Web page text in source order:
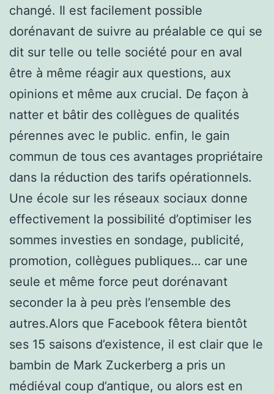
changé. Il est facilement possible
dorénavant de suivre au préalable ce qui se
dit sur telle ou telle société pour en aval
être à même réagir aux questions, aux
opinions et même aux crucial. De façon à
natter et bâtir des collègues de qualités
pérennes avec le public. enfin, le gain
commun de tous ces avantages propriétaire
dans la réduction des tarifs opérationnels.
Une école sur les réseaux sociaux donne
effectivement la possibilité d’optimiser les
sommes investies en sondage, publicité,
promotion, collègues publiques… car une
seule et même force peut dorénavant
seconder la à peu près l’ensemble des
autres.Alors que Facebook fêtera bientôt
ses 15 saisons d’existence, il est clair que le
bambin de Mark Zuckerberg a pris un
médiéval coup d’antique, ou alors est en